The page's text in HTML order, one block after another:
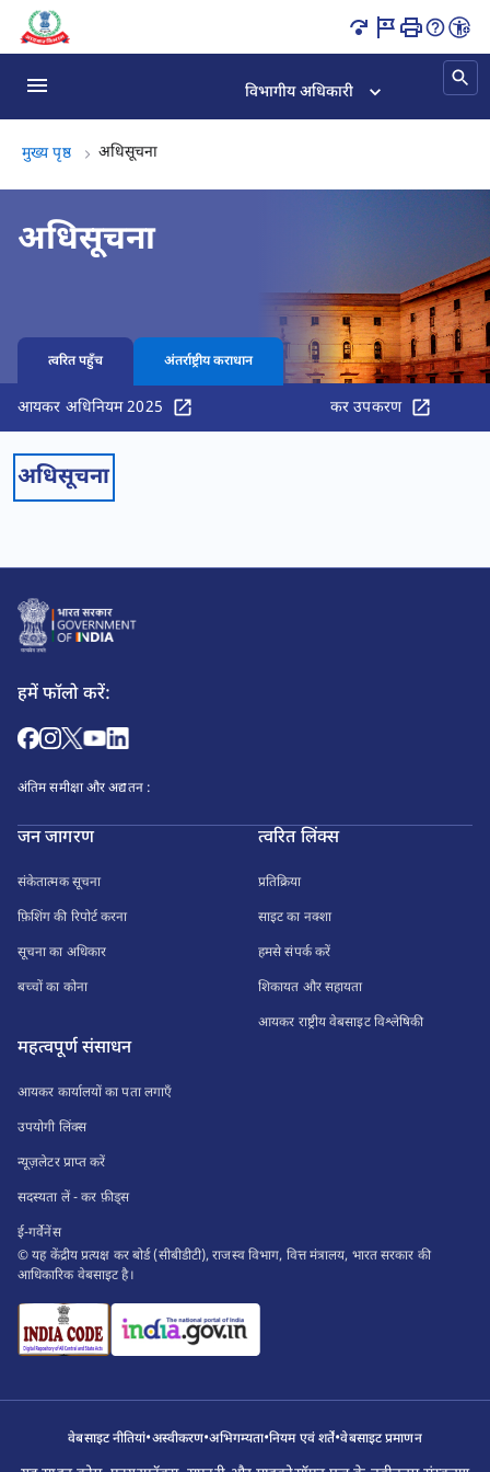
आयकर नोटिफिकेशन व CBDT अपडेट्स पृष्ठ लोड हो गया
विभागीय अधिकारी
मुख्य पृष्ठ अधिसूचनाअधिसूचना, (2 का 2)
अधिसूचना
त्वरित पहुँच अंतर्राष्ट्रीय कराधान
आयकर अधिनियम 2025 कर उपकरण
अधिसूचना
हमें फॉलो करें:
अंतिम समीक्षा और अद्यतन :
जन जागरण
संकेतात्मक सूचना
फ़िशिंग की रिपोर्ट करना
सूचना का अधिकार
बच्चों का कोना
त्वरित लिंक्स
प्रतिक्रिया
साइट का नक्शा
हमसे संपर्क करें
शिकायत और सहायता
आयकर राष्ट्रीय वेबसाइट विश्लेषिकी
महत्वपूर्ण संसाधन
आयकर कार्यालयों का पता लगाएँ
उपयोगी लिंक्स
न्यूज़लेटर प्राप्त करें
सदस्यता लें - कर फ़ीड्स
ई-गर्वेनेंस
© यह केंद्रीय प्रत्यक्ष कर बोर्ड (सीबीडीटी), राजस्व विभाग, वित्त मंत्रालय, भारत सरकार की
आधिकारिक वेबसाइट है।
वेबसाइट नीतियां•अस्वीकरण•अभिगम्यता•नियम एवं शर्तें•वेबसाइट प्रमाणन